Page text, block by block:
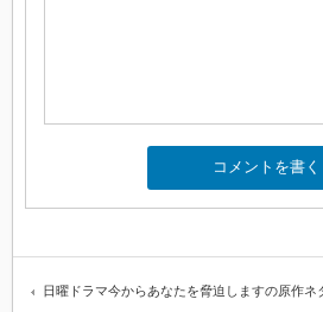
日曜ドラマ今からあなたを脅迫しますの原作ネ